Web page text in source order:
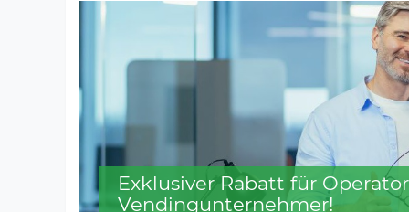
Exklusiver Rabatt für
Vendingunternehmer!